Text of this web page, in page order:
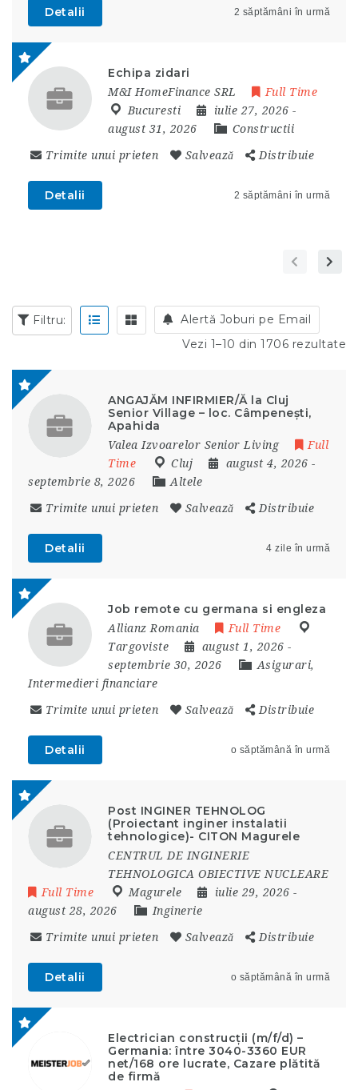
Detalii 2 săptămâni în urmă
Echipa zidari
M&I HomeFinance SRL
Full Time
Bucuresti
iulie 27, 2026 -
august 31, 2026
Constructii
Trimite unui prieten Salvează Distribuie
Detalii 2 săptămâni în urmă
Filtru:
Alertă Joburi pe Email
Vezi 1–10 din 1706 rezultate
ANGAJĂM INFIRMIER/Ă la Cluj
Senior Village – loc. Câmpenești,
Apahida
Valea Izvoarelor Senior Living
Full
Time
Cluj august 4, 2026 -
septembrie 8, 2026
Altele
Trimite unui prieten Salvează Distribuie
Detalii 4 zile în urmă
Job remote cu germana si engleza
Allianz Romania
Full Time
Targoviste
august 1, 2026 -
septembrie 30, 2026
Asigurari,
Intermedieri financiare
Trimite unui prieten Salvează Distribuie
Detalii o săptămână în urmă
Post INGINER TEHNOLOG
(Proiectant inginer instalatii
tehnologice)- CITON Magurele
CENTRUL DE INGINERIE
TEHNOLOGICA OBIECTIVE NUCLEARE
Full Time
Magurele iulie 29, 2026 -
august 28, 2026
Inginerie
Trimite unui prieten Salvează Distribuie
Detalii o săptămână în urmă
Electrician construcții (m/f/d) –
Germania: între 3040-3360 EUR
net/168 ore lucrate, Cazare plătită
de firmă